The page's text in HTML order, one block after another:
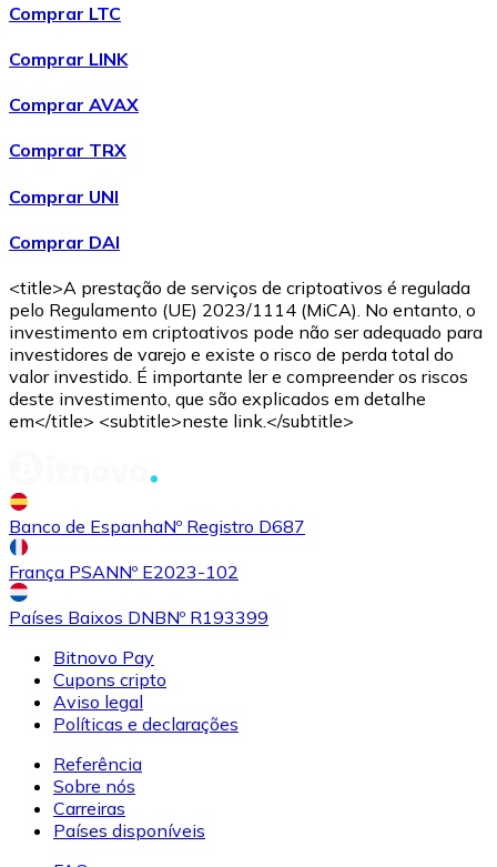
Comprar LTC
Comprar LINK
Comprar AVAX
Comprar TRX
Comprar UNI
Comprar DAI
<title>A prestação de serviços de criptoativos é regulada
pelo Regulamento (UE) 2023/1114 (MiCA). No entanto, o
investimento em criptoativos pode não ser adequado para
investidores de varejo e existe o risco de perda total do
valor investido. É importante ler e compreender os riscos
deste investimento, que são explicados em detalhe
em</title> <subtitle>neste link.</subtitle>
Banco de EspanhaNº Registro D687
França PSANNº E2023-102
Países Baixos DNBNº R193399
Bitnovo Pay
Cupons cripto
Aviso legal
Políticas e declarações
Referência
Sobre nós
Carreiras
Países disponíveis